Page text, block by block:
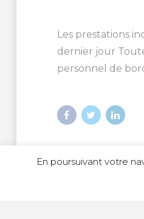
Les prestations
dernier jour
personnel de
En poursuivant votre